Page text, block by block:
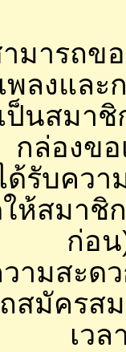
มารถข
พลงแล
ป็นสมา
กล่องขอ
ด้รับควา
ห้สมาชิ
ก่อ
วามสะด
สมัครส
เวล